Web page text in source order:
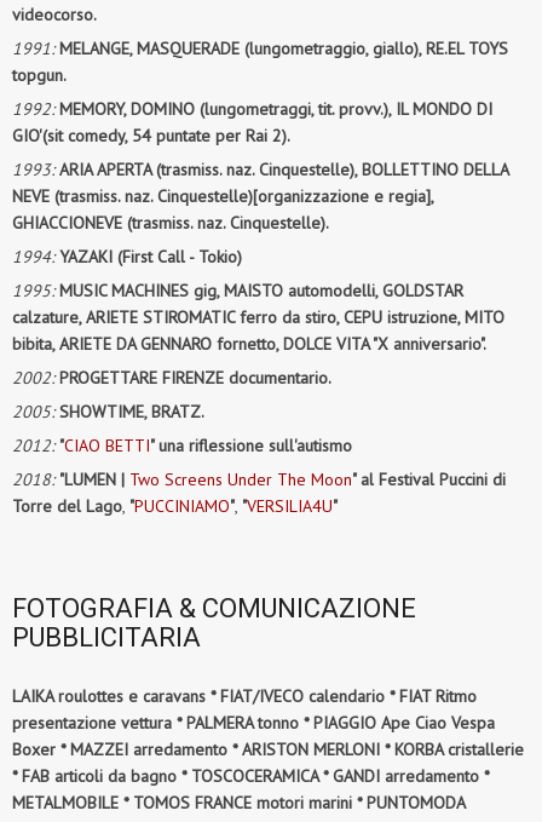
videocorso.
1991:MELANGE, MASQUERADE (lungometraggio, giallo), RE.EL TOYS
topgun.
1992:MEMORY, DOMINO (lungometraggi, tit. provv.), IL MONDO DI
GIO'(sit comedy, 54 puntate per Rai 2).
1993:ARIA APERTA (trasmiss. naz. Cinquestelle), BOLLETTINO DELLA
NEVE (trasmiss. naz. Cinquestelle)[organizzazione e regia],
GHIACCIONEVE (trasmiss. naz. Cinquestelle).
1994:YAZAKI (First Call - Tokio)
1995:MUSIC MACHINES gig, MAISTO automodelli, GOLDSTAR
calzature, ARIETE STIROMATIC ferro da stiro, CEPU istruzione, MITO
bibita, ARIETE DA GENNARO fornetto, DOLCE VITA "X anniversario".
2002:PROGETTARE FIRENZE documentario.
2005:SHOWTIME, BRATZ.
2012: "CIAO BETTI" una riflessione sull'autismo
2018: "LUMEN | Two Screens Under The Moon" al Festival Puccini di
Torre del Lago, "PUCCINIAMO", "VERSILIA4U"
FOTOGRAFIA & COMUNICAZIONE
PUBBLICITARIA
LAIKA roulottes e caravans * FIAT/IVECO calendario * FIAT Ritmo
presentazione vettura * PALMERA tonno * PIAGGIO Ape Ciao Vespa
Boxer * MAZZEI arredamento * ARISTON MERLONI * KORBA cristallerie
* FAB articoli da bagno * TOSCOCERAMICA * GANDI arredamento *
METALMOBILE * TOMOS FRANCE motori marini * PUNTOMODA